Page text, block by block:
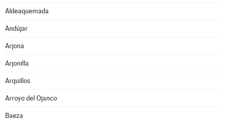
Aldeaquemada
Andújar
Arjona
Arjonilla
Arquillos
Arroyo del Ojanco
Baeza